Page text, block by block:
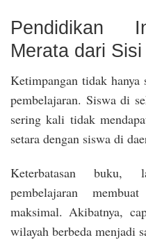
Pendidikan
Merata dari
Ketimpangan tidak
pembelajaran. Siswa di
sering kali tidak
setara dengan siswa di
Keterbatasan buku,
pembelajaran
maksimal. Akibatnya,
wilayah berbeda menjadi